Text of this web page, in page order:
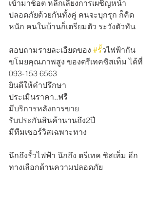
เข้ามาช็อต หลีกเลี่ยงการเผชิญหน้า
ปลอดภัยด้วยกันทั้งคู่ คนจะบุกรุก ก็คิด
หนัก คนในบ้านก็เตรียมตัว ระวังตัวทัน
สอบถามรายละเอียดของ #รั้วไฟฟ้ากัน
ขโมยคุณภาพสูง ของตรีเทคซิสเท็ม ได้ที่
093-153 6563
ยินดีให้คำปรึกษา
ประเมินราคา..ฟรี
มีบริการหลังการขาย
รับประกันสินค้านานถึง2ปี
มีทีมเซอร์วิสเฉพาะทาง
นึกถึงรั้วไฟฟ้า นึกถึง ตรีเทค ซิสเท็ม อีก
ทางเลือกด้านความปลอดภัย